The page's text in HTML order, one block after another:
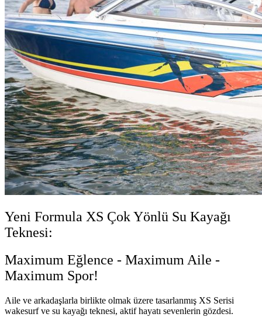
Yeni Formula XS Çok Yönlü Su Kayağı
Teknesi:
Maximum Eğlence - Maximum Aile -
Maximum Spor!
Aile ve arkadaşlarla birlikte olmak üzere tasarlanmış XS Serisi
wakesurf ve su kayağı teknesi, aktif hayatı sevenlerin gözdesi.